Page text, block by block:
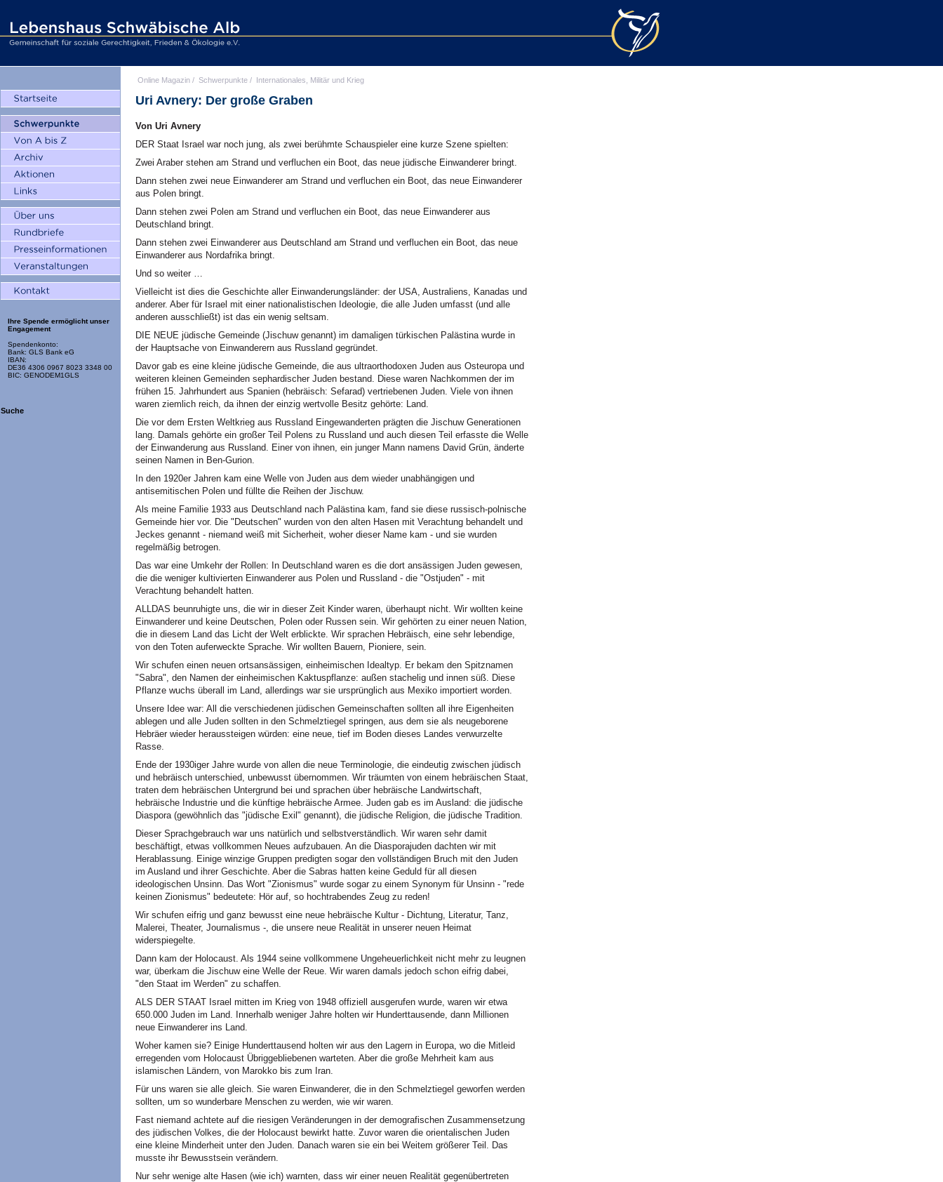
Ihre Spende ermöglicht unser
Engagement
Spendenkonto:
Bank: GLS Bank eG
IBAN:
DE36 4306 0967 8023 3348 00
BIC: GENODEM1GLS
Suche
Online Magazin / Schwerpunkte / Internationales, Militär und Krieg
Uri Avnery: Der große Graben
Von Uri Avnery
DER Staat Israel war noch jung, als zwei berühmte Schauspieler eine kurze Szene spielten:
Zwei Araber stehen am Strand und verfluchen ein Boot, das neue jüdische Einwanderer bringt.
Dann stehen zwei neue Einwanderer am Strand und verfluchen ein Boot, das neue Einwanderer
aus Polen bringt.
Dann stehen zwei Polen am Strand und verfluchen ein Boot, das neue Einwanderer aus
Deutschland bringt.
Dann stehen zwei Einwanderer aus Deutschland am Strand und verfluchen ein Boot, das neue
Einwanderer aus Nordafrika bringt.
Und so weiter …
Vielleicht ist dies die Geschichte aller Einwanderungsländer: der USA, Australiens, Kanadas und
anderer. Aber für Israel mit einer nationalistischen Ideologie, die alle Juden umfasst (und alle
anderen ausschließt) ist das ein wenig seltsam.
DIE NEUE jüdische Gemeinde (Jischuw genannt) im damaligen türkischen Palästina wurde in
der Hauptsache von Einwanderern aus Russland gegründet.
Davor gab es eine kleine jüdische Gemeinde, die aus ultraorthodoxen Juden aus Osteuropa und
weiteren kleinen Gemeinden sephardischer Juden bestand. Diese waren Nachkommen der im
frühen 15. Jahrhundert aus Spanien (hebräisch: Sefarad) vertriebenen Juden. Viele von ihnen
waren ziemlich reich, da ihnen der einzig wertvolle Besitz gehörte: Land.
Die vor dem Ersten Weltkrieg aus Russland Eingewanderten prägten die Jischuw Generationen
lang. Damals gehörte ein großer Teil Polens zu Russland und auch diesen Teil erfasste die Welle
der Einwanderung aus Russland. Einer von ihnen, ein junger Mann namens David Grün, änderte
seinen Namen in Ben-Gurion.
In den 1920er Jahren kam eine Welle von Juden aus dem wieder unabhängigen und
antisemitischen Polen und füllte die Reihen der Jischuw.
Als meine Familie 1933 aus Deutschland nach Palästina kam, fand sie diese russisch-polnische
Gemeinde hier vor. Die "Deutschen" wurden von den alten Hasen mit Verachtung behandelt und
Jeckes genannt - niemand weiß mit Sicherheit, woher dieser Name kam - und sie wurden
regelmäßig betrogen.
Das war eine Umkehr der Rollen: In Deutschland waren es die dort ansässigen Juden gewesen,
die die weniger kultivierten Einwanderer aus Polen und Russland - die "Ostjuden" - mit
Verachtung behandelt hatten.
ALLDAS beunruhigte uns, die wir in dieser Zeit Kinder waren, überhaupt nicht. Wir wollten keine
Einwanderer und keine Deutschen, Polen oder Russen sein. Wir gehörten zu einer neuen Nation,
die in diesem Land das Licht der Welt erblickte. Wir sprachen Hebräisch, eine sehr lebendige,
von den Toten auferweckte Sprache. Wir wollten Bauern, Pioniere, sein.
Wir schufen einen neuen ortsansässigen, einheimischen Idealtyp. Er bekam den Spitznamen
"Sabra", den Namen der einheimischen Kaktuspflanze: außen stachelig und innen süß. Diese
Pflanze wuchs überall im Land, allerdings war sie ursprünglich aus Mexiko importiert worden.
Unsere Idee war: All die verschiedenen jüdischen Gemeinschaften sollten all ihre Eigenheiten
ablegen und alle Juden sollten in den Schmelztiegel springen, aus dem sie als neugeborene
Hebräer wieder heraussteigen würden: eine neue, tief im Boden dieses Landes verwurzelte
Rasse.
Ende der 1930iger Jahre wurde von allen die neue Terminologie, die eindeutig zwischen jüdisch
und hebräisch unterschied, unbewusst übernommen. Wir träumten von einem hebräischen Staat,
traten dem hebräischen Untergrund bei und sprachen über hebräische Landwirtschaft,
hebräische Industrie und die künftige hebräische Armee. Juden gab es im Ausland: die jüdische
Diaspora (gewöhnlich das "jüdische Exil" genannt), die jüdische Religion, die jüdische Tradition.
Dieser Sprachgebrauch war uns natürlich und selbstverständlich. Wir waren sehr damit
beschäftigt, etwas vollkommen Neues aufzubauen. An die Diasporajuden dachten wir mit
Herablassung. Einige winzige Gruppen predigten sogar den vollständigen Bruch mit den Juden
im Ausland und ihrer Geschichte. Aber die Sabras hatten keine Geduld für all diesen
ideologischen Unsinn. Das Wort "Zionismus" wurde sogar zu einem Synonym für Unsinn - "rede
keinen Zionismus" bedeutete: Hör auf, so hochtrabendes Zeug zu reden!
Wir schufen eifrig und ganz bewusst eine neue hebräische Kultur - Dichtung, Literatur, Tanz,
Malerei, Theater, Journalismus -, die unsere neue Realität in unserer neuen Heimat
widerspiegelte.
Dann kam der Holocaust. Als 1944 seine vollkommene Ungeheuerlichkeit nicht mehr zu leugnen
war, überkam die Jischuw eine Welle der Reue. Wir waren damals jedoch schon eifrig dabei,
"den Staat im Werden" zu schaffen.
ALS DER STAAT Israel mitten im Krieg von 1948 offiziell ausgerufen wurde, waren wir etwa
650.000 Juden im Land. Innerhalb weniger Jahre holten wir Hunderttausende, dann Millionen
neue Einwanderer ins Land.
Woher kamen sie? Einige Hunderttausend holten wir aus den Lagern in Europa, wo die Mitleid
erregenden vom Holocaust Übriggebliebenen warteten. Aber die große Mehrheit kam aus
islamischen Ländern, von Marokko bis zum Iran.
Für uns waren sie alle gleich. Sie waren Einwanderer, die in den Schmelztiegel geworfen werden
sollten, um so wunderbare Menschen zu werden, wie wir waren.
Fast niemand achtete auf die riesigen Veränderungen in der demografischen Zusammensetzung
des jüdischen Volkes, die der Holocaust bewirkt hatte. Zuvor waren die orientalischen Juden
eine kleine Minderheit unter den Juden. Danach waren sie ein bei Weitem größerer Teil. Das
musste ihr Bewusstsein verändern.
Nur sehr wenige alte Hasen (wie ich) warnten, dass wir einer neuen Realität gegenübertreten